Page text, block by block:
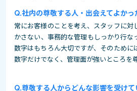
社内の尊敬する人・出会えてよかっ
常にお客様のことを考え、スタッフに対
かさない、事務的な管理もしっかり行な
数字はもちろん大切ですが、そのために
数字だけでなく、管理面が強いところを
尊敬する人からどんな影響を受けて